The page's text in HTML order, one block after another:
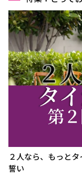
２人なら、もっと
誓い